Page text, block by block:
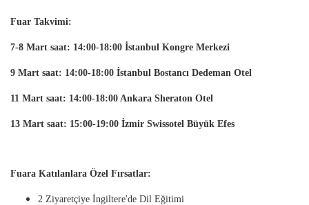
Fuar Takvimi:
7-8 Mart saat: 14:00-18:00 İstanbul Kongre Merkezi
9 Mart saat: 14:00-18:00 İstanbul Bostancı Dedeman Otel
11 Mart saat: 14:00-18:00 Ankara Sheraton Otel
13 Mart saat: 15:00-19:00 İzmir Swissotel Büyük Efes
Fuara Katılanlara Özel Fırsatlar:
2 Ziyaretçiye İngiltere'de Dil Eğitimi